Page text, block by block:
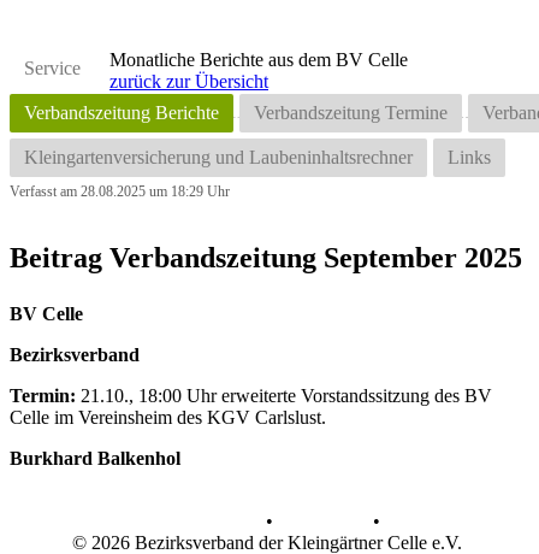
Service
Verbandszeitung Berichte Verbandszeitung Termine
Kleingartenversicherung und Laubeninhaltsrechner Links
Monatliche Berichte aus dem BV Celle
zurück zur Übersicht
Verfasst am 28.08.2025 um 18:29 Uhr
Beitrag Verbandszeitung September 2025
BV Celle
Bezirksverband
Termin: 21.10., 18:00 Uhr erweiterte Vorstandssitzung des BV
Celle im Vereinsheim des KGV Carlslust.
Burkhard Balkenhol
•
•
© 2026 Bezirksverband der Kleingärtner Celle e.V.